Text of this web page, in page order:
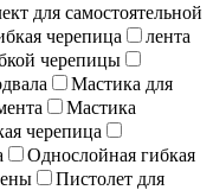
для самостоятельной
черепица
лента
черепицы
Мастика для
Мастика
черепица
Однослойная гибкая
Пистолет для